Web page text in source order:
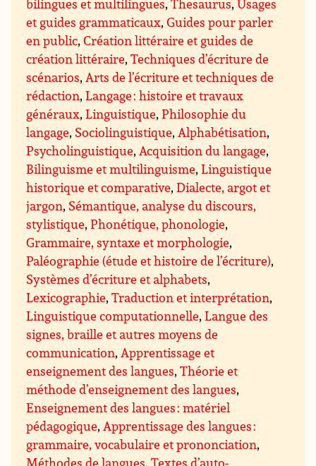
bilingues et multilingues,Thesaurus,Usages
et guides grammaticaux,Guides pour parler
en public,Création littéraire et guides de
création littéraire,Techniques d’écriture de
scénarios,Arts de l’écriture et techniques de
rédaction,Langage : histoire et travaux
généraux,Linguistique,Philosophie du
langage, Sociolinguistique,Alphabétisation,
Psycholinguistique,Acquisition du langage,
Bilinguisme et multilinguisme,Linguistique
historique et comparative,Dialecte, argot et
jargon, Sémantique, analyse du discours,
stylistique,Phonétique, phonologie,
Grammaire, syntaxe et morphologie,
Paléographie (étude et histoire de l’écriture),
Systèmes d’écriture et alphabets,
Lexicographie,Traduction et interprétation,
Linguistique computationnelle,Langue des
signes, braille et autres moyens de
communication,Apprentissage et
enseignement des langues,Théorie et
méthode d’enseignement des langues,
Enseignement des langues : matériel
pédagogique,Apprentissage des langues :
grammaire, vocabulaire et prononciation,
Méthodes de langues,Textes d’auto-